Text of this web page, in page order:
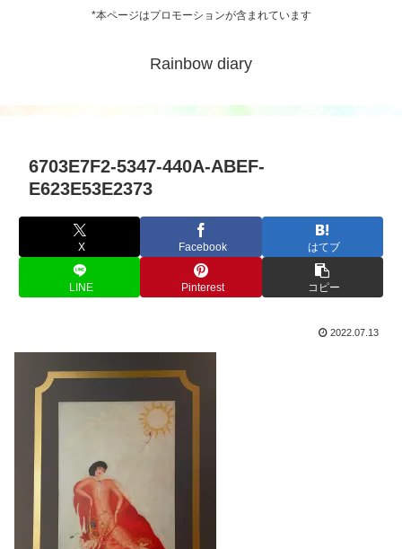
*本ページはプロモーションが含まれています
Rainbow diary
6703E7F2-5347-440A-ABEF-
E623E53E2373
X Facebook はてブ
LINE Pinterest コピー
2022.07.13